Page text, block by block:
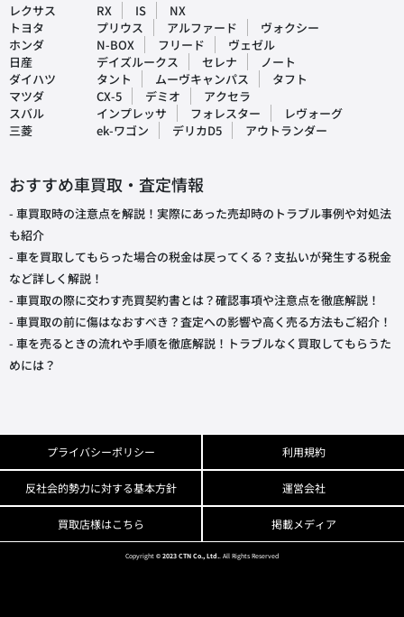
レクサス RX IS
NX
トヨタ
プリウス アルファード
ヴォクシー
ホンダ
N-BOX フリード
ヴェゼル
日産
デイズルークス セレナ
ノート
ダイハツ
タント ムーヴキャンパス
タフト
マツダ
CX-5 デミオ
アクセラ
スバル
インプレッサ フォレスター
レヴォーグ
三菱
ek-ワゴン デリカD5 アウトランダー
おすすめ車買取・査定情報
- 車買取時の注意点を解説！実際にあった売却時のトラブル事例や対処法
も紹介
- 車を買取してもらった場合の税金は戻ってくる？支払いが発生する税金
など詳しく解説！
- 車買取の際に交わす売買契約書とは？確認事項や注意点を徹底解説！
- 車買取の前に傷はなおすべき？査定への影響や高く売る方法もご紹介！
- 車を売るときの流れや手順を徹底解説！トラブルなく買取してもらうた
めには？
プライバシーポリシー 利用規約
反社会的勢力に対する基本方針 運営会社
買取店様はこちら 掲載メディア
Copyright © 2023 CTN Co., Ltd. . All Rights Reserved